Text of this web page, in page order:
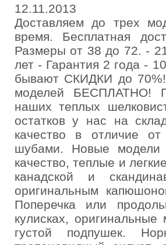
12.11.2013
Доставляем до трех
время. Бесплатная
Размеры от 38 до 72. -
лет - Гарантия 2 года -
бывают СКИДКИ до
моделей БЕСПЛАТНО!
наших теплых
остатков у нас на
качество в отличие
шубами. Новые модели
качество, теплые и
канадской и
оригинальным
Поперечка или
кулисках,
густой подпушек.